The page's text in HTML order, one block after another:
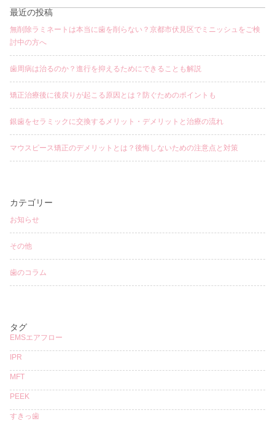
最近の投稿
無削除ラミネートは本当に歯を削らない？京都市伏見区でミニッシュをご検
討中の方へ
歯周病は治るのか？進行を抑えるためにできることも解説
矯正治療後に後戻りが起こる原因とは？防ぐためのポイントも
銀歯をセラミックに交換するメリット・デメリットと治療の流れ
マウスピース矯正のデメリットとは？後悔しないための注意点と対策
カテゴリー
お知らせ
その他
歯のコラム
タグ
EMSエアフロー
IPR
MFT
PEEK
すきっ歯